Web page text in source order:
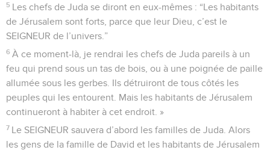
5 Les chefs de Juda se diront en eux-mêmes : “Les habitants
de Jérusalem sont forts, parce que leur Dieu, c’est le
SEIGNEUR de l’univers.”
6 À ce moment-là, je rendrai les chefs de Juda pareils à un
feu qui prend sous un tas de bois, ou à une poignée de paille
allumée sous les gerbes. Ils détruiront de tous côtés les
peuples qui les entourent. Mais les habitants de Jérusalem
continueront à habiter à cet endroit. »
7 Le SEIGNEUR sauvera d’abord les familles de Juda. Alors
les gens de la famille de David et les habitants de Jérusalem